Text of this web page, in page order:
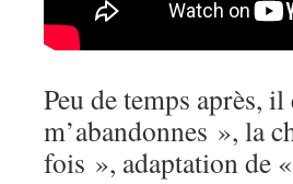
Peu de temps après,
m’abandonnes », la
fois », adaptation de